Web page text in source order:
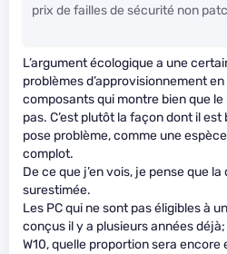
prix de failles de sécurité non
L’argument écologique a une
problèmes d’approvisionnement
composants qui montre bien que
pas. C’est plutôt la façon dont il
pose problème, comme une
complot.
De ce que j’en vois, je pense que
surestimée.
Les PC qui ne sont pas éligibles à
conçus il y a plusieurs années
W10, quelle proportion sera encore